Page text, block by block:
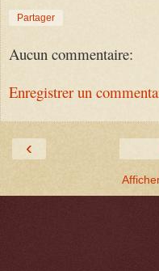
Partager
Aucun commentaire:
Enregistrer un
‹